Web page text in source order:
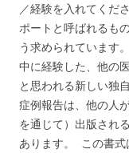
／経験を入れてくだ
ポートと呼ばれるも
う求められています
中に経験した、他の
と思われる新しい独
症例報告は、他の人
を通じて）出版され
あります。 この書式